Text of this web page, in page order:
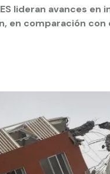
Noticias estudiantiles
lideran avances
en comparación